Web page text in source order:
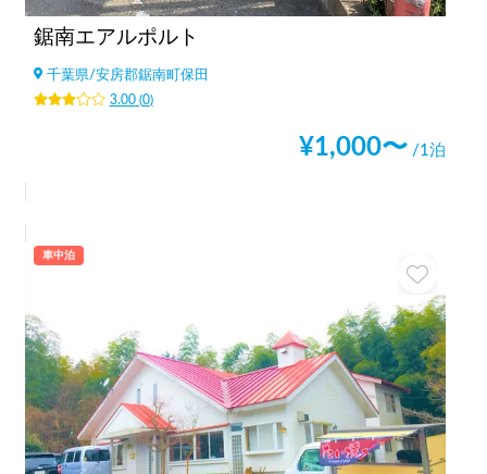
鋸南エアルポルト
千葉県/安房郡鋸南町保田
3.00(0)
¥1,000〜 /1泊
車中泊